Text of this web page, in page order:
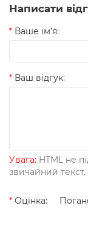
Написати
Ваше ім’я:
Ваш відгук:
Увага: HTML не
звичайний текст.
Оцінка: